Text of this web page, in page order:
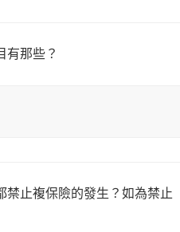
有那些？
禁止複保險的發生？如為禁止